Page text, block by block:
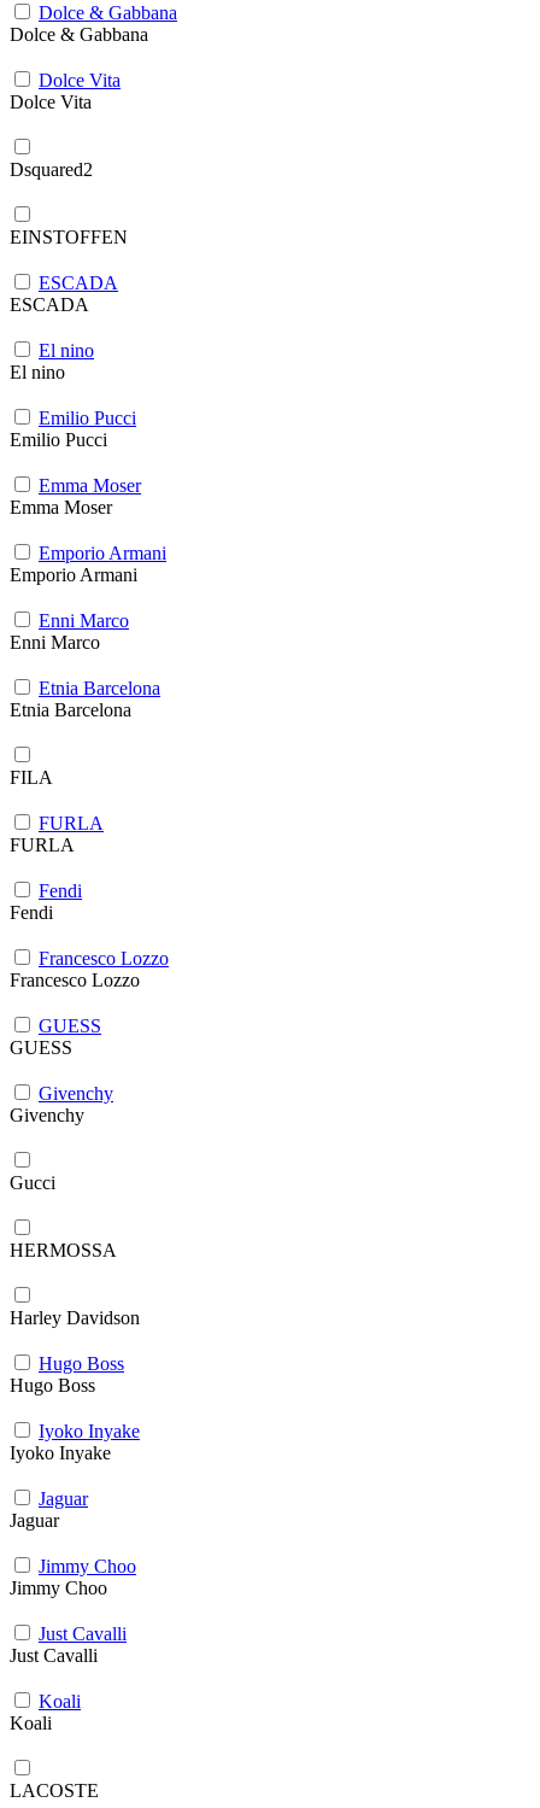
Dolce & Gabbana
Dolce & Gabbana
Dolce Vita
Dolce Vita
Dsquared2
EINSTOFFEN
ESCADA
ESCADA
El nino
El nino
Emilio Pucci
Emilio Pucci
Emma Moser
Emma Moser
Emporio Armani
Emporio Armani
Enni Marco
Enni Marco
Etnia Barcelona
Etnia Barcelona
FILA
FURLA
FURLA
Fendi
Fendi
Francesco Lozzo
Francesco Lozzo
GUESS
GUESS
Givenchy
Givenchy
Gucci
HERMOSSA
Harley Davidson
Hugo Boss
Hugo Boss
Iyoko Inyake
Iyoko Inyake
Jaguar
Jaguar
Jimmy Choo
Jimmy Choo
Just Cavalli
Just Cavalli
Koali
Koali
LACOSTE